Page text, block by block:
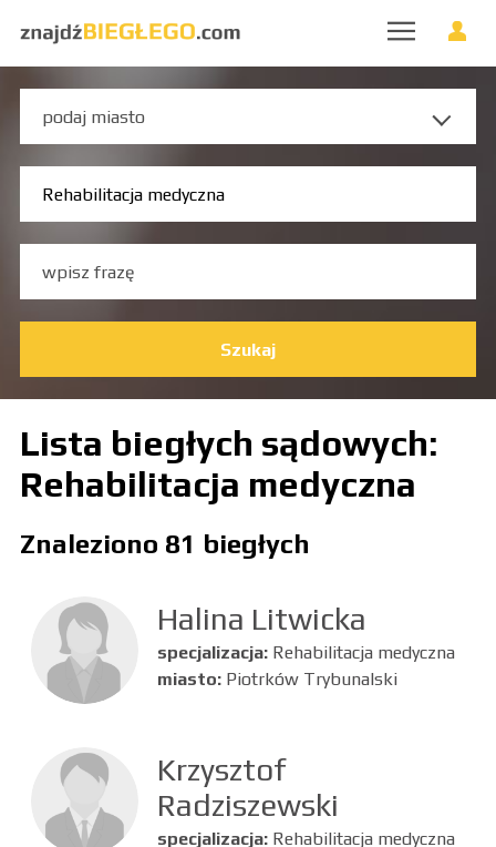
Szukaj
Lista biegłych sądowych:
Rehabilitacja medyczna
Znaleziono 81 biegłych
Halina Litwicka
specjalizacja: Rehabilitacja medyczna
miasto: Piotrków Trybunalski
Krzysztof
Radziszewski
specjalizacja: Rehabilitacja medyczna